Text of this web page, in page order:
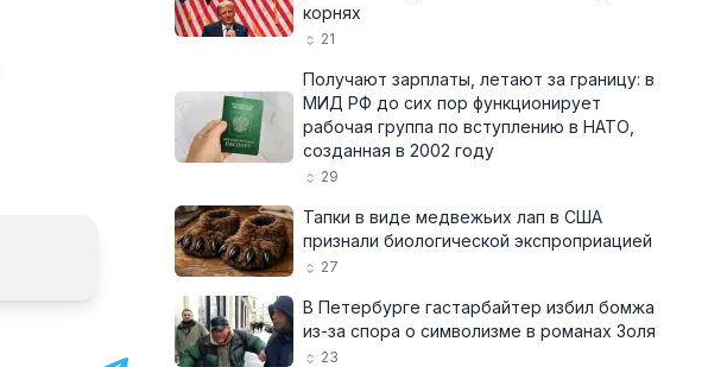
корнях
21
Получают зарплаты, летают за границу: в
МИД РФ до сих пор функционирует
рабочая группа по вступлению в НАТО,
созданная в 2002 году
29
Тапки в виде медвежьих лап в США
признали биологической экспроприацией
27
В Петербурге гастарбайтер избил бомжа
из-за спора о символизме в романах Золя
23